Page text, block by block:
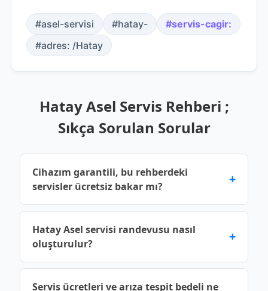
#asel-servisi #hatay-
#servis-cagir:
#adres: /Hatay
Hatay Asel Servis Rehberi ;
Sıkça Sorulan Sorular
Cihazım garantili, bu rehberdeki
servisler ücretsiz bakar mı?
+
Üretici garantisi devam eden cihazlar için yetkili
servis noktalarına başvurmalısınız. Bu rehberde
yer alan bilgiler genel bilgilendirme amaçlıdır;
cihazınızın garanti kapsamı dışında kalmaması
için işlem öncesinde servisin yetki durumunu
Hatay Asel servisi randevusu nasıl
oluşturulur?
+
Hatay şehrindeki Asel servis noktalarına
Servis ücretleri ve arıza tespit bedeli ne